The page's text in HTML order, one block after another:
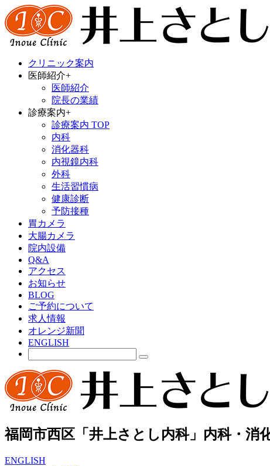
クリニック案内
医師紹介+
医師紹介
院長の業績
診療案内+
診療案内 TOP
内科
消化器科
内視鏡内科
外科
生活習慣病
健康診断
予防接種
胃カメラ
大腸カメラ
院内設備
Q&A
アクセス
お知らせ
BLOG
ご予約について
求人情報
オレンジ新聞
ENGLISH
福岡市西区「井上さとし内科」内科・消
ENGLISH